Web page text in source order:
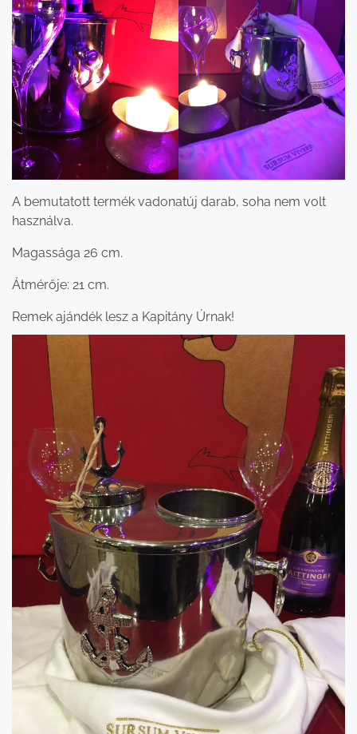
A bemutatott termék vadonatúj darab, soha nem volt
használva.
Magassága 26 cm.
Átmérője: 21 cm.
Remek ajándék lesz a Kapitány Úrnak!